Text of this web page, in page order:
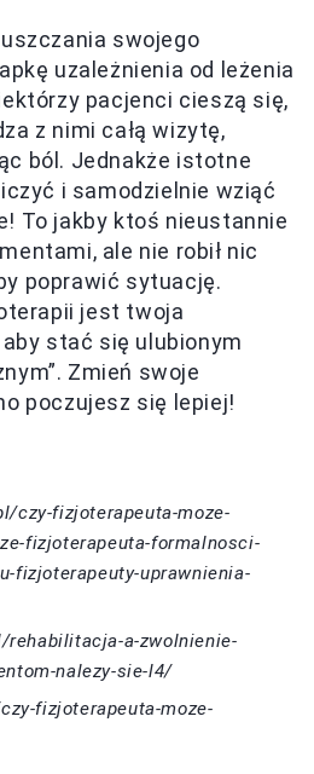
swojego
uzależnienia od leżenia
pacjenci cieszą się,
z nimi całą wizytę,
ból. Jednakże istotne
i samodzielnie wziąć
To jakby ktoś nieustannie
ale nie robił nic
poprawić sytuację.
jest twoja
stać się ulubionym
Zmień swoje
poczujesz się lepiej!
czy-fizjoterapeuta-moze-
fizjoterapeuta-formalnosci-
fizjoterapeuty-uprawnienia-
a-zwolnienie-
nalezy-sie-l4/
fizjoterapeuta-moze-